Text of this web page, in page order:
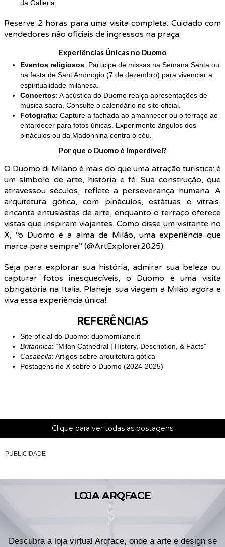
da Galleria.
Reserve 2 horas para uma visita completa. Cuidado com
vendedores não oficiais de ingressos na praça.
Experiências Únicas no Duomo
Eventos religiosos: Participe de missas na Semana Santa ou
na festa de Sant’Ambrogio (7 de dezembro) para vivenciar a
espiritualidade milanesa.
Concertos: A acústica do Duomo realça apresentações de
música sacra. Consulte o calendário no site oficial.
Fotografia: Capture a fachada ao amanhecer ou o terraço ao
entardecer para fotos únicas. Experimente ângulos dos
pináculos ou da Madonnina contra o céu.
Por que o Duomo é Imperdível?
O Duomo di Milano é mais do que uma atração turística: é
um símbolo de arte, história e fé. Sua construção, que
atravessou séculos, reflete a perseverança humana. A
arquitetura gótica, com pináculos, estátuas e vitrais,
encanta entusiastas de arte, enquanto o terraço oferece
vistas que inspiram viajantes. Como disse um visitante no
X, “o Duomo é a alma de Milão, uma experiência que
marca para sempre” (@ArtExplorer2025).
Seja para explorar sua história, admirar sua beleza ou
capturar fotos inesquecíveis, o Duomo é uma visita
obrigatória na Itália. Planeje sua viagem a Milão agora e
viva essa experiência única!
REFERÊNCIAS
Site oficial do Duomo: duomomilano.it
Britannica: “Milan Cathedral | History, Description, & Facts”
Casabella: Artigos sobre arquitetura gótica
Postagens no X sobre o Duomo (2024-2025)
Clique para ver todas as postagens
PUBLICIDADE
LOJA ARQFACE
Descubra a loja virtual Arqface, onde a arte e design se